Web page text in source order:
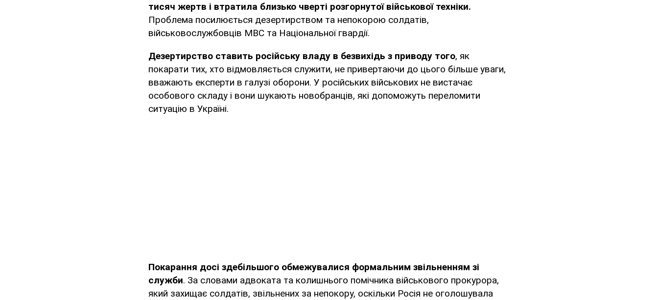
тисяч жертв і втратила близько чверті розгорнутої військової техніки.
Проблема посилюється дезертирством та непокорою солдатів,
військовослужбовців МВС та Національної гвардії.
Дезертирство ставить російську владу в безвихідь з приводу того, як
покарати тих, хто відмовляється служити, не привертаючи до цього більше уваги,
вважають експерти в галузі оборони. У російських військових не вистачає
особового складу і вони шукають новобранців, які допоможуть переломити
ситуацію в Україні.
Покарання досі здебільшого обмежувалися формальним звільненням зі
служби. За словами адвоката та колишнього помічника військового прокурора,
який захищає солдатів, звільнених за непокору, оскільки Росія не оголошувала